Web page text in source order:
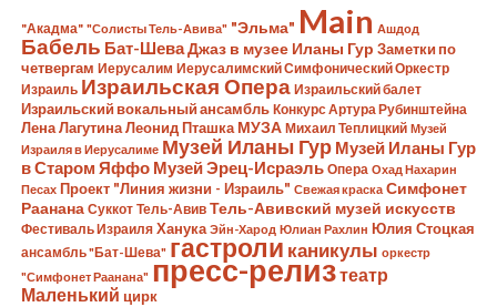
"Акадма" "Солисты Тель-Авива" "Эльма" Main Ашдод
Бабель Бат-ШеваДжаз в музее Иланы Гур Заметки по
четвергам Иерусалим Иерусалимский Симфонический Оркестр
Израиль Израильская Опера Израильский балет
Израильский вокальный ансамбль Конкурс Артура Рубинштейна
Лена Лагутина Леонид Пташка МУЗА Михаил Теплицкий Музей
Израиля в Иерусалиме Музей Иланы Гур Музей Иланы Гур
в Старом Яффо Музей Эрец-Исраэль Опера Охад Нахарин
Песах Проект "Линия жизни - Израиль" Свежая краска Симфонет
Раанана Суккот Тель-Авив Тель-Авивский музей искусств
Фестиваль Израиля Ханука Эйн-Харод Юлиан Рахлин Юлия Стоцкая
ансамбль "Бат-Шева" гастроли каникулы оркестр
"Симфонет Раанана" пресс-релизтеатр
Маленький цирк